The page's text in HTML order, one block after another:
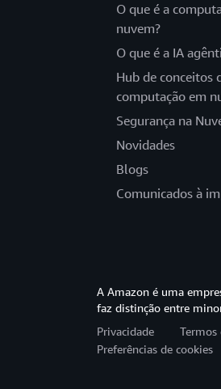
O que é a
nuvem?
O que é a IA
Hub de conceitos
computação em
Segurança na
Novidades
Blogs
Comunicados à
A Amazon é uma
faz distinção entre
Privacidade
Termos
Preferências de cookies